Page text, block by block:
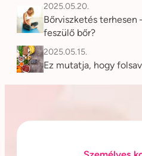
2025.05.20.
Bőrviszketés terhesen
feszülő bőr?
2025.05.15.
Ez mutatja, hogy